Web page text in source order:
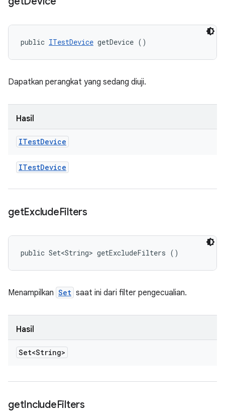
public ITestDevice getDevice ()
Dapatkan perangkat yang sedang diuji.
Hasil
ITestDevice
ITestDevice
getExcludeFilters
public Set<String> getExcludeFilters ()
Menampilkan Set saat ini dari filter pengecualian.
Hasil
Set<String>
getIncludeFilters